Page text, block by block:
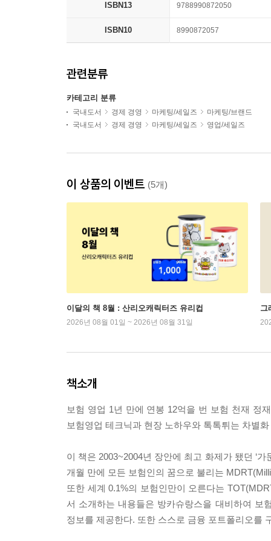
ISBN13 9788990872050
ISBN10 8990872057
관련분류
카테고리 분류
국내도서 경제 경영 마케팅/세일즈
마케팅/브랜드
국내도서
경제 경영 마케팅/세일즈 영업/세일즈
이 상품의 이벤트 (5개)
이달의 책 8월 : 산리오캐릭터즈 유리컵
2026년 08월 01일 ~ 2026년 08월 31일
그
책소개
보험 영업 1년 만에 연봉 12억을 번 보험 천재 정
보험영업 테크닉과 현장 노하우와 톡톡튀는 차별
이 책은 2003~2004년 장안에 최고 화제가 됐던 ‘
개월 만에 모든 보험인의 꿈으로 불리는
또한 세계 0.1%의 보험인만이 오른다는
서 소개하는 내용들은 방카슈랑스을 대비하여 보
정보를 제공한다. 또한 스스로 금융 포트폴리오를